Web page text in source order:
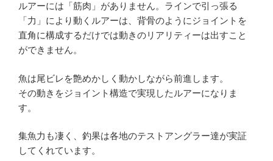
ルアーには「筋肉」がありません。ラインで引っ張る
「力」により動くルアーは、背骨のようにジョイントを
直角に構成するだけでは動きのリアリティーは出すこと
ができません。
魚は尾ビレを艶めかしく動かしながら前進します。
その動きをジョイント構造で実現したルアーになりま
す。
集魚力も凄く、釣果は各地のテストアングラー達が実証
してくれています。